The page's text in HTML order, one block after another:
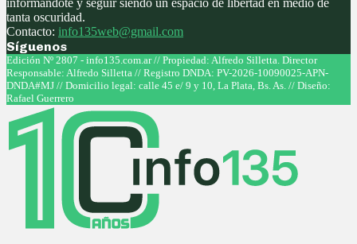
informándote y seguir siendo un espacio de libertad en medio de
tanta oscuridad.
Contacto: info135web@gmail.com
Síguenos
Facebook
Twitter
Instagram
Youtube
Edición Nº 2807 - info135.com.ar // Propiedad: Alfredo Silletta. Director
Responsable: Alfredo Silletta // Registro DNDA: PV-2026-10090025-APN-
DNDA#MJ // Domicilio legal: calle 45 e/ 9 y 10, La Plata, Bs. As. // Diseño:
Rafael Guerrero